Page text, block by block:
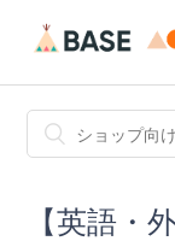
【英語・